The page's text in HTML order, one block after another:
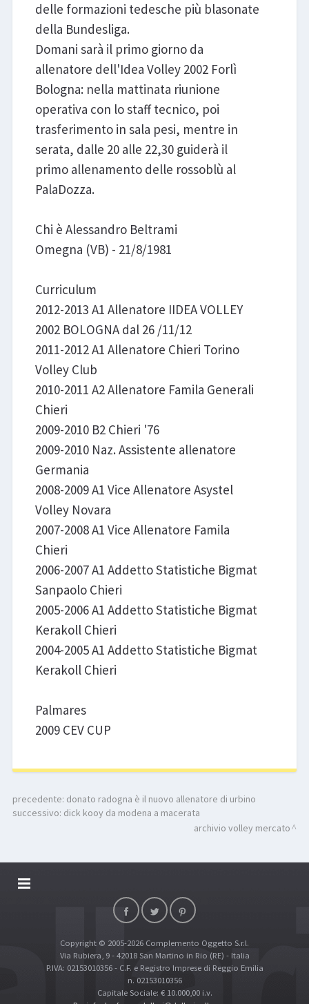
delle formazioni tedesche più blasonate
della Bundesliga.
Domani sarà il primo giorno da
allenatore dell'Idea Volley 2002 Forlì
Bologna: nella mattinata riunione
operativa con lo staff tecnico, poi
trasferimento in sala pesi, mentre in
serata, dalle 20 alle 22,30 guiderà il
primo allenamento delle rossoblù al
PalaDozza.
Chi è Alessandro Beltrami
Omegna (VB) - 21/8/1981
Curriculum
2012-2013 A1 Allenatore IIDEA VOLLEY
2002 BOLOGNA dal 26 /11/12
2011-2012 A1 Allenatore Chieri Torino
Volley Club
2010-2011 A2 Allenatore Famila Generali
Chieri
2009-2010 B2 Chieri '76
2009-2010 Naz. Assistente allenatore
Germania
2008-2009 A1 Vice Allenatore Asystel
Volley Novara
2007-2008 A1 Vice Allenatore Famila
Chieri
2006-2007 A1 Addetto Statistiche Bigmat
Sanpaolo Chieri
2005-2006 A1 Addetto Statistiche Bigmat
Kerakoll Chieri
2004-2005 A1 Addetto Statistiche Bigmat
Kerakoll Chieri
Palmares
2009 CEV CUP
precedente: donato radogna è il nuovo allenatore di urbino
successivo: dick kooy da modena a macerata
archivio volley mercato
DALLARIVOLLEY SOSTIENE
TOP RICERCHE
SITE MAP
Copyright © 2005-2026 Complemento Oggetto S.r.l.
Via Rubiera, 9 - 42018 San Martino in Rio (RE) - Italia
P.IVA: 02153010356 - C.F. e Registro Imprese di Reggio Emilia
n. 02153010356
Capitale Sociale: € 10.000,00 i.v.